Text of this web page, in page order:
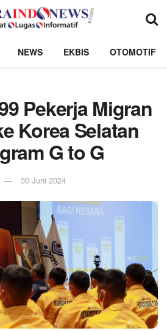
NEWS EKBIS OTOMOTIF
Pekerja Migran
Korea Selatan
G to G
30 Juni 2024